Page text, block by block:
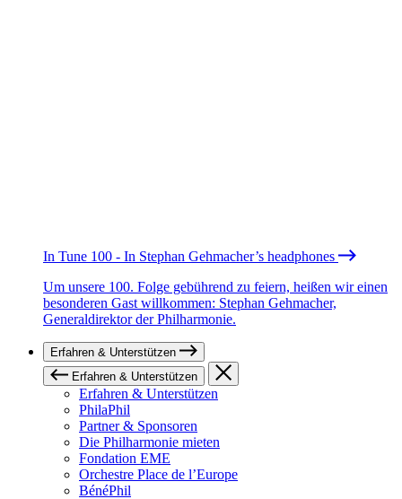
In Tune 100 - In Stephan Gehmacher’s headphones
Um unsere 100. Folge gebührend zu feiern, heißen wir einen
besonderen Gast willkommen: Stephan Gehmacher,
Generaldirektor der Philharmonie.
Erfahren & Unterstützen
Erfahren & Unterstützen
Erfahren & Unterstützen
PhilaPhil
Partner & Sponsoren
Die Philharmonie mieten
Fondation EME
Orchestre Place de l’Europe
BénéPhil